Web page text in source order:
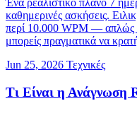
καθημερινές ασκήσεις.
περί 10.000 WPM — απλώς
μπορείς πραγματικά να
Jun 25, 2026 Τεχνικές
Τι Είναι η